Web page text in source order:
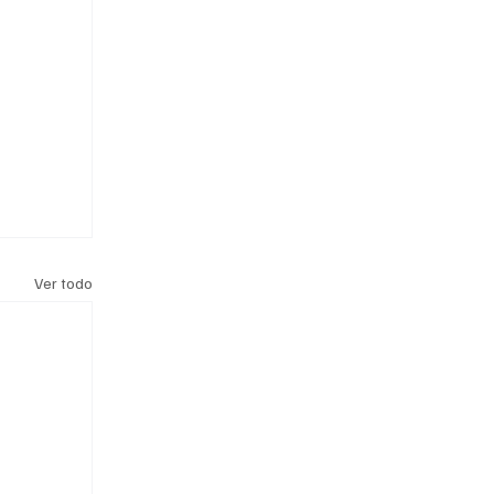
Ver todo